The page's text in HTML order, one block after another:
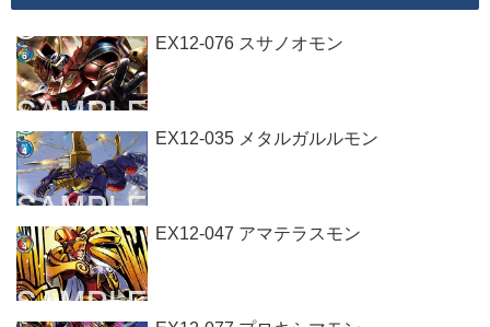
EX12-076 スサノオモン
EX12-035 メタルガルルモン
EX12-047 アマテラスモン